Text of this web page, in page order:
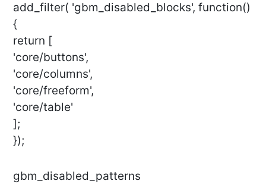
add_filter( 'gbm_disabled_blocks', function()
{
return [
'core/buttons',
'core/columns',
'core/freeform',
'core/table'
];
});
gbm_disabled_patterns